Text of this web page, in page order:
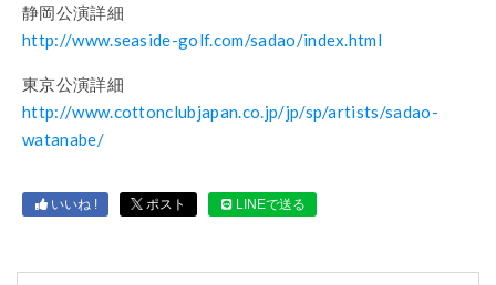
静岡公演詳細
http://www.seaside-golf.com/sadao/index.html
東京公演詳細
http://www.cottonclubjapan.co.jp/jp/sp/artists/sadao-
watanabe/
いいね ! ポスト LINEで送る